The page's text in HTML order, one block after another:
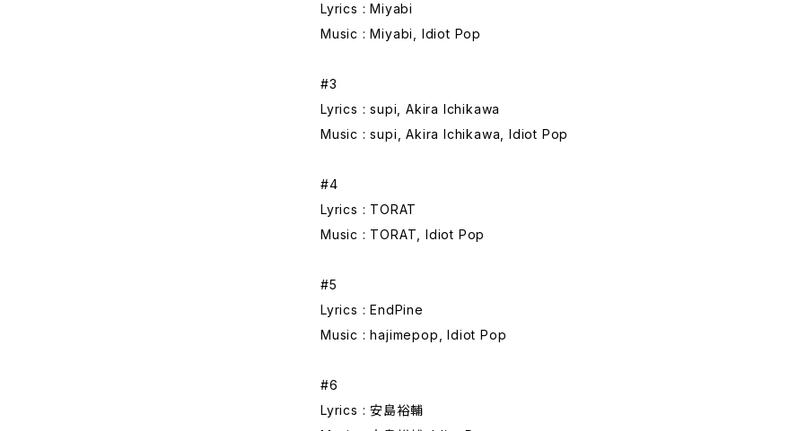
Lyrics : Miyabi
Music : Miyabi, Idiot Pop
#3
Lyrics : supi, Akira Ichikawa
Music : supi, Akira Ichikawa, Idiot Pop
#4
Lyrics : TORAT
Music : TORAT, Idiot Pop
#5
Lyrics : EndPine
Music : hajimepop, Idiot Pop
#6
Lyrics : 安島裕輔